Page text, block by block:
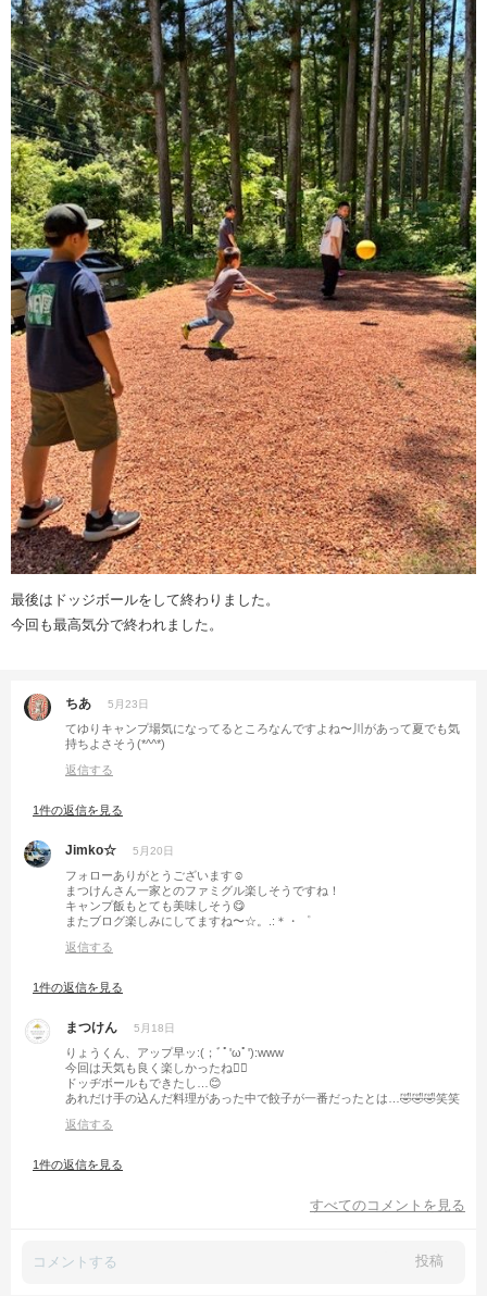
最後はドッジボールをして終わりました。
今回も最高気分で終われました。
ちあ 5月23日
てゆりキャンプ場気になってるところなんですよね〜川があって夏でも気
持ちよさそう(*^^*)
返信する
1件の返信を見る
Jimko☆ 5月20日
フォローありがとうございます☺️
まつけんさん一家とのファミグル楽しそうですね！
キャンプ飯もとても美味しそう😋
またブログ楽しみにしてますね〜☆。.:＊・゜
返信する
1件の返信を見る
まつけん 5月18日
りょうくん、アップ早ッ:(；ﾞﾟ'ωﾟ'):www
今回は天気も良く楽しかったね🙋‍♂️
ドッヂボールもできたし…😊
あれだけ手の込んだ料理があった中で餃子が一番だったとは…🤣🤣🤣笑笑
返信する
1件の返信を見る
すべてのコメントを見る
投稿